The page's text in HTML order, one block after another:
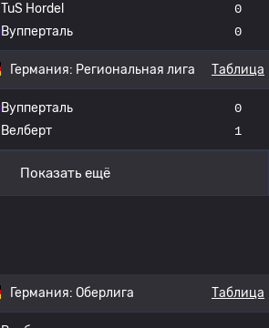
TuS Hordel
Вупперталь
0
0
Германия: Региональная лига Таблица
Вупперталь
Велберт
0
1
Показать ещё
Германия: Оберлига Таблица